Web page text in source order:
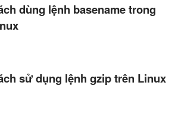
dùng lệnh basename trong
sử dụng lệnh gzip trên Linux